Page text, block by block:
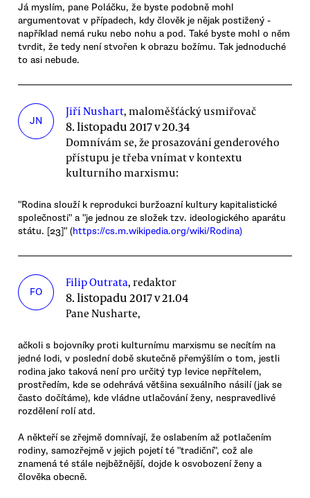
Já myslím, pane Poláčku, že byste podobně mohl
argumentovat v případech, kdy člověk je nějak postižený -
například nemá ruku nebo nohu a pod. Také byste mohl o něm
tvrdit, že tedy není stvořen k obrazu božímu. Tak jednoduché
to asi nebude.
JN
Jiří Nushart, maloměšťácký usmiřovač
8. listopadu 2017 v 20.34
Domnívám se, že prosazování genderového
přístupu je třeba vnímat v kontextu
kulturního marxismu:
"Rodina slouží k reprodukci buržoazní kultury kapitalistické
společnosti" a "je jednou ze složek tzv. ideologického aparátu
státu. [23]" (https://cs.m.wikipedia.org/wiki/Rodina)
FO
Filip Outrata, redaktor
8. listopadu 2017 v 21.04
Pane Nusharte,
ačkoli s bojovníky proti kulturnímu marxismu se necítím na
jedné lodi, v poslední době skutečně přemýšlím o tom, jestli
rodina jako taková není pro určitý typ levice nepřítelem,
prostředím, kde se odehrává většina sexuálního násilí (jak se
často dočítáme), kde vládne utlačování ženy, nespravedlivé
rozdělení rolí atd.
A někteří se zřejmě domnívají, že oslabením až potlačením
rodiny, samozřejmě v jejich pojetí té "tradiční", což ale
znamená té stále nejběžnější, dojde k osvobození ženy a
člověka obecně.